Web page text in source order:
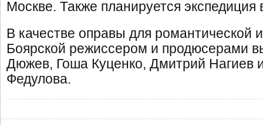
Москве. Также планируется
В качестве оправы для романтической
Боярской режиссером и продюсерами
Дюжев, Гоша Куценко, Дмитрий Нагиев
Федулова.